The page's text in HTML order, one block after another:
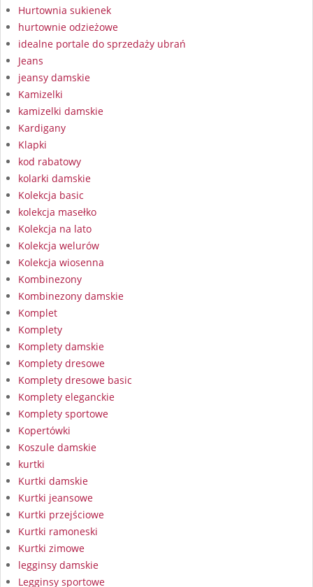
Hurtownia sukienek
hurtownie odzieżowe
idealne portale do sprzedaży ubrań
Jeans
jeansy damskie
Kamizelki
kamizelki damskie
Kardigany
Klapki
kod rabatowy
kolarki damskie
Kolekcja basic
kolekcja masełko
Kolekcja na lato
Kolekcja welurów
Kolekcja wiosenna
Kombinezony
Kombinezony damskie
Komplet
Komplety
Komplety damskie
Komplety dresowe
Komplety dresowe basic
Komplety eleganckie
Komplety sportowe
Kopertówki
Koszule damskie
kurtki
Kurtki damskie
Kurtki jeansowe
Kurtki przejściowe
Kurtki ramoneski
Kurtki zimowe
legginsy damskie
Legginsy sportowe